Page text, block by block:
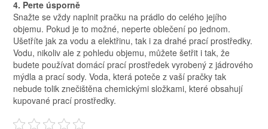
4. Perte úsporně
Snažte se vždy naplnit pračku na prádlo do celého jejího
objemu. Pokud je to možné, neperte oblečení po jednom.
Ušetříte jak za vodu a elektřinu, tak i za drahé prací prostředky.
Vodu, nikoliv ale z pohledu objemu, můžete šetřit i tak, že
budete používat domácí prací prostředek vyrobený z jádrového
mýdla a prací sody. Voda, která poteče z vaší pračky tak
nebude tolik znečištěna chemickými složkami, které obsahují
kupované prací prostředky.